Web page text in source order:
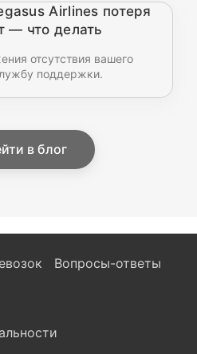
Airlines потеря
— что делать
отсутствия вашего
поддержки.
в блог
Вопросы-ответы